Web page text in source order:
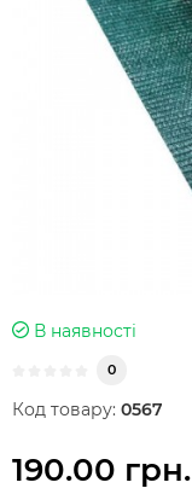
В наявності
0
Код товару: 0567
190.00 грн.